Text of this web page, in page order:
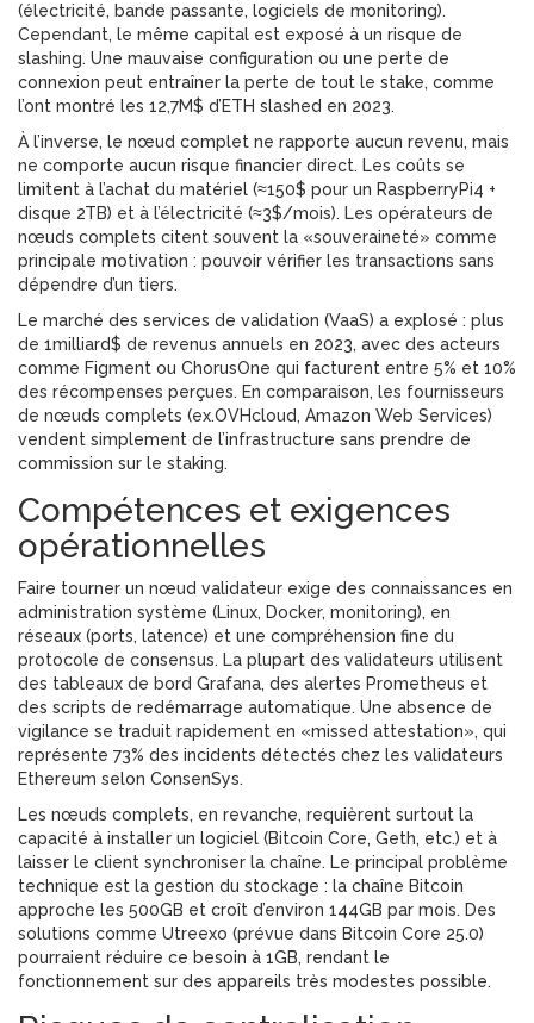
(électricité, bande passante, logiciels de monitoring).
Cependant, le même capital est exposé à un risque de
slashing. Une mauvaise configuration ou une perte de
connexion peut entraîner la perte de tout le stake, comme
l’ont montré les 12,7M$ d’ETH slashed en 2023.
À l’inverse, le nœud complet ne rapporte aucun revenu, mais
ne comporte aucun risque financier direct. Les coûts se
limitent à l’achat du matériel (≈150$ pour un RaspberryPi4 +
disque 2TB) et à l’électricité (≈3$/mois). Les opérateurs de
nœuds complets citent souvent la «souveraineté» comme
principale motivation : pouvoir vérifier les transactions sans
dépendre d’un tiers.
Le marché des services de validation (VaaS) a explosé : plus
de 1milliard$ de revenus annuels en 2023, avec des acteurs
comme Figment ou ChorusOne qui facturent entre 5% et 10%
des récompenses perçues. En comparaison, les fournisseurs
de nœuds complets (ex.OVHcloud, Amazon Web Services)
vendent simplement de l’infrastructure sans prendre de
commission sur le staking.
Compétences et exigences
opérationnelles
Faire tourner un nœud validateur exige des connaissances en
administration système (Linux, Docker, monitoring), en
réseaux (ports, latence) et une compréhension fine du
protocole de consensus. La plupart des validateurs utilisent
des tableaux de bord Grafana, des alertes Prometheus et
des scripts de redémarrage automatique. Une absence de
vigilance se traduit rapidement en «missed attestation», qui
représente 73% des incidents détectés chez les validateurs
Ethereum selon ConsenSys.
Les nœuds complets, en revanche, requièrent surtout la
capacité à installer un logiciel (Bitcoin Core, Geth, etc.) et à
laisser le client synchroniser la chaîne. Le principal problème
technique est la gestion du stockage : la chaîne Bitcoin
approche les 500GB et croît d’environ 144GB par mois. Des
solutions comme Utreexo (prévue dans Bitcoin Core 25.0)
pourraient réduire ce besoin à 1GB, rendant le
fonctionnement sur des appareils très modestes possible.